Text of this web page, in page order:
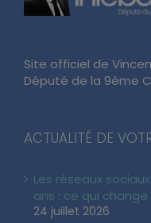
Site officiel de
Député de la 9ème
ACTUALITÉ DE
Les réseaux
ans : ce qui
24 juillet 2026